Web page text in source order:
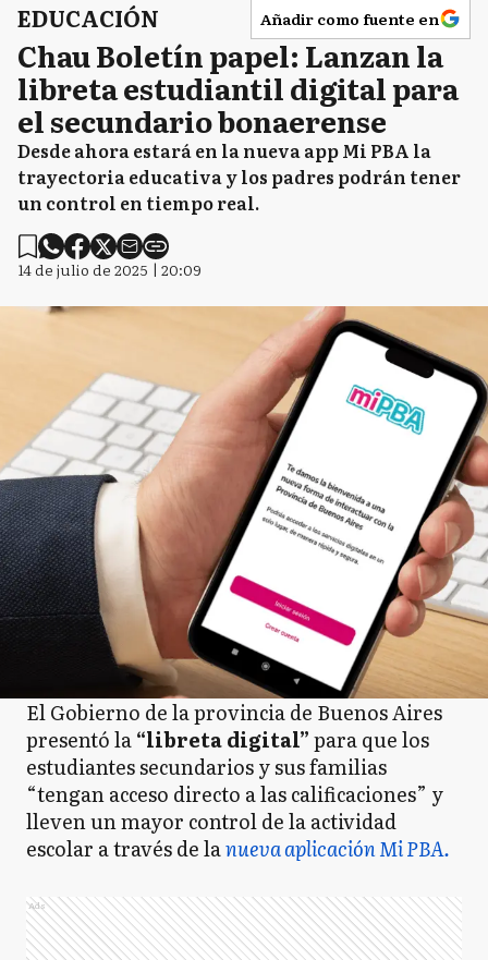
EDUCACIÓN Añadir como fuente en
Chau Boletín papel: Lanzan la
libreta estudiantil digital para
el secundario bonaerense
Desde ahora estará en la nueva app Mi PBA la
trayectoria educativa y los padres podrán tener
un control en tiempo real.
14 de julio de 2025 | 20:09
El Gobierno de la provincia de Buenos Aires
presentó la“libreta digital”para que los
estudiantes secundarios y sus familias
“tengan acceso directo a las calificaciones” y
lleven un mayor control de la actividad
escolar a través de lanueva aplicación Mi PBA.
Ads